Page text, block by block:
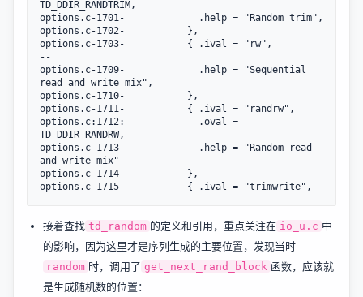
TD_DDIR_RANDTRIM,
options.c-1701-			    .help = "Random trim",
options.c-1702-			  },
options.c-1703-			  { .ival = "rw",
--
options.c-1709-			    .help = "Sequential
read and write mix",
options.c-1710-			  },
options.c-1711-			  { .ival = "randrw",
options.c:1712:			    .oval =
TD_DDIR_RANDRW,
options.c-1713-			    .help = "Random read
and write mix"
options.c-1714-			  },
接着查找 td_random 的定义和引用，重点关注在 io_u.c 中
的影响，因为这里才是序列生成的主要位置，发现当时
random 时，调用了 get_next_rand_block 函数，应该就
是生成随机数的位置：